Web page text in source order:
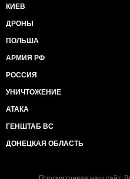
КИЕВ
ДРОНЫ
ПОЛЬША
АРМИЯ РФ
РОССИЯ
УНИЧТОЖЕНИЕ
АТАКА
ГЕНШТАБ ВС
ДОНЕЦКАЯ ОБЛАСТЬ